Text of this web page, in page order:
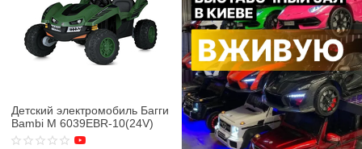
Детский электромобиль Багги
Bambi M 6039EBR-10(24V)